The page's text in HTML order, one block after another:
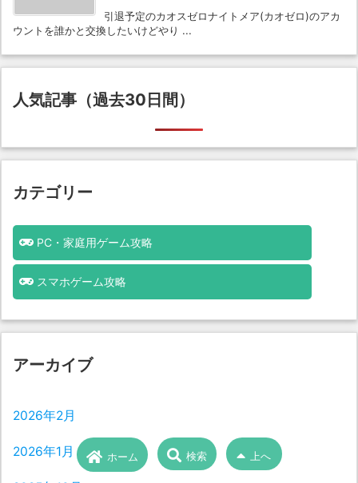
引退予定のカオスゼロナイトメア(カオゼロ)のアカ
ウントを誰かと交換したいけどやり ...
人気記事（過去30日間）
カテゴリー
PC・家庭用ゲーム攻略
スマホゲーム攻略
アーカイブ
2026年2月
2026年1月 ホーム 検索 上へ